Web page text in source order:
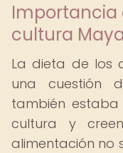
Importancia
cultura
La dieta de los
una cuestión
también
cultura y
alimentación no